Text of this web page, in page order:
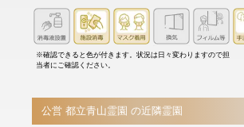
※確認できると色が付きます。状況は日々変わりますので担
当者にご確認ください。
公営 都立青山霊園 の近隣霊園